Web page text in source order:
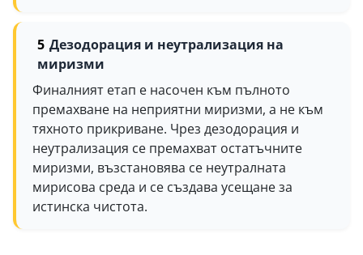
Дезодорация и неутрализация на
миризми
Финалният етап е насочен към пълното
премахване на неприятни миризми, а не към
тяхното прикриване. Чрез дезодорация и
неутрализация се премахват остатъчните
миризми, възстановява се неутралната
мирисова среда и се създава усещане за
истинска чистота.